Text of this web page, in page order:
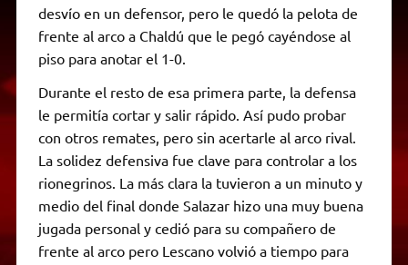
desvío en un defensor, pero le quedó la pelota de
frente al arco a Chaldú que le pegó cayéndose al
piso para anotar el 1-0.
Durante el resto de esa primera parte, la defensa
le permitía cortar y salir rápido. Así pudo probar
con otros remates, pero sin acertarle al arco rival.
La solidez defensiva fue clave para controlar a los
rionegrinos. La más clara la tuvieron a un minuto y
medio del final donde Salazar hizo una muy buena
jugada personal y cedió para su compañero de
frente al arco pero Lescano volvió a tiempo para